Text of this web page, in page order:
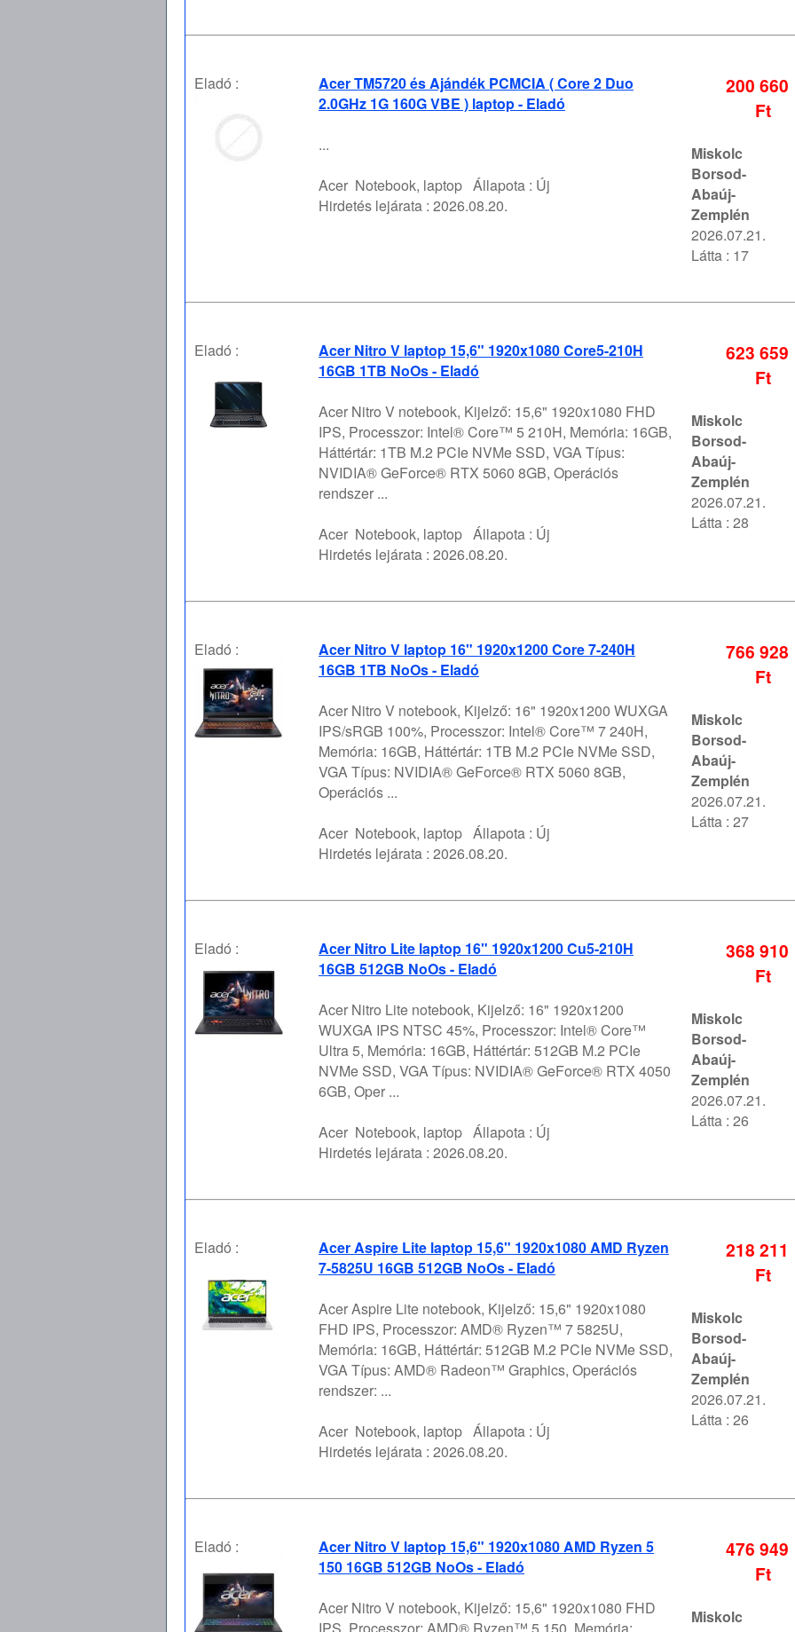
Eladó :
Acer TM5720 és Ajándék PCMCIA ( Core 2 Duo
2.0GHz 1G 160G VBE ) laptop - Eladó
...
Acer Notebook, laptop Állapota : Új
Hirdetés lejárata : 2026.08.20.
200 660
Ft
Miskolc
Borsod-
Abaúj-
Zemplén
2026.07.21.
Látta : 17
Eladó :
Acer Nitro V laptop 15,6" 1920x1080 Core5-210H
16GB 1TB NoOs - Eladó
Acer Nitro V notebook, Kijelző: 15,6" 1920x1080 FHD
IPS, Processzor: Intel® Core™ 5 210H, Memória: 16GB,
Háttértár: 1TB M.2 PCIe NVMe SSD, VGA Típus:
NVIDIA® GeForce® RTX 5060 8GB, Operációs
rendszer ...
Acer Notebook, laptop Állapota : Új
Hirdetés lejárata : 2026.08.20.
623 659
Ft
Miskolc
Borsod-
Abaúj-
Zemplén
2026.07.21.
Látta : 28
Eladó :
Acer Nitro V laptop 16" 1920x1200 Core 7-240H
16GB 1TB NoOs - Eladó
Acer Nitro V notebook, Kijelző: 16" 1920x1200 WUXGA
IPS/sRGB 100%, Processzor: Intel® Core™ 7 240H,
Memória: 16GB, Háttértár: 1TB M.2 PCIe NVMe SSD,
VGA Típus: NVIDIA® GeForce® RTX 5060 8GB,
Operációs ...
Acer Notebook, laptop Állapota : Új
Hirdetés lejárata : 2026.08.20.
766 928
Ft
Miskolc
Borsod-
Abaúj-
Zemplén
2026.07.21.
Látta : 27
Eladó :
Acer Nitro Lite laptop 16" 1920x1200 Cu5-210H
16GB 512GB NoOs - Eladó
Acer Nitro Lite notebook, Kijelző: 16" 1920x1200
WUXGA IPS NTSC 45%, Processzor: Intel® Core™
Ultra 5, Memória: 16GB, Háttértár: 512GB M.2 PCIe
NVMe SSD, VGA Típus: NVIDIA® GeForce® RTX 4050
6GB, Oper ...
Acer Notebook, laptop Állapota : Új
Hirdetés lejárata : 2026.08.20.
368 910
Ft
Miskolc
Borsod-
Abaúj-
Zemplén
2026.07.21.
Látta : 26
Eladó :
Acer Aspire Lite laptop 15,6" 1920x1080 AMD Ryzen
7-5825U 16GB 512GB NoOs - Eladó
Acer Aspire Lite notebook, Kijelző: 15,6" 1920x1080
FHD IPS, Processzor: AMD® Ryzen™ 7 5825U,
Memória: 16GB, Háttértár: 512GB M.2 PCIe NVMe SSD,
VGA Típus: AMD® Radeon™ Graphics, Operációs
rendszer: ...
Acer Notebook, laptop Állapota : Új
Hirdetés lejárata : 2026.08.20.
218 211
Ft
Miskolc
Borsod-
Abaúj-
Zemplén
2026.07.21.
Látta : 26
Eladó :
Acer Nitro V laptop 15,6" 1920x1080 AMD Ryzen 5
150 16GB 512GB NoOs - Eladó
Acer Nitro V notebook, Kijelző: 15,6" 1920x1080 FHD
476 949
Ft
Miskolc